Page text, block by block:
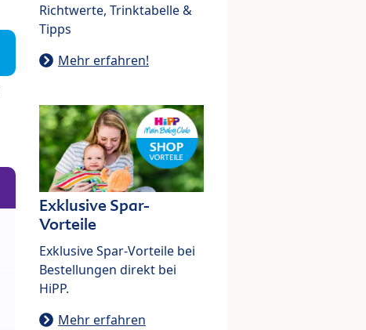
Richtwerte, Trinktabelle &
Tipps
Mehr erfahren!
Exklusive Spar-
Vorteile
Exklusive Spar-Vorteile bei
Bestellungen direkt bei
HiPP.
Mehr erfahren